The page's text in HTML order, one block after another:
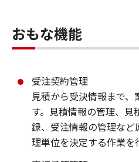
おもな機能
受注契約管理
見積から受決情報まで
す。見積情報の管理、
録、受注情報の管理な
理単位を決定する作業を